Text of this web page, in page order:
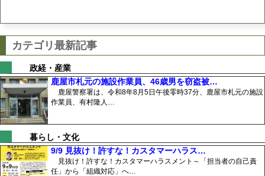
カテゴリ最新記事
政経・産業
鹿屋市札元の施設作業員、46歳男を窃盗被…
鹿屋警察署は、令和8年8月5日午後零時37分、鹿屋市札元の施設
作業員、有村隆人…
暮らし・文化
9/9 見抜け！許すな！カスタマーハラス…
見抜け！許すな！カスタマーハラスメント～「担当者の自己責
任」から「組織対応」へ…